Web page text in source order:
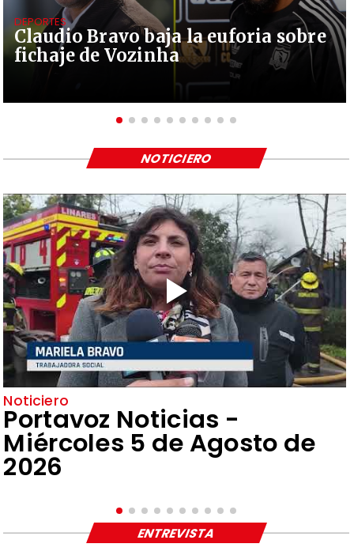
Claudio Bravo baja la euforia sobre
fichaje de Vozinha
DEPORTES
Noticiero
Portavoz Noticias -
Miércoles 5 de Agosto de
2026
NOTICIERO
ENTREVISTA